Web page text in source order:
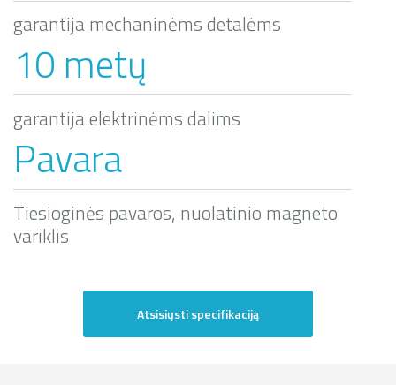
garantija mechaninėms detalėms
10 metų
garantija elektrinėms dalims
Pavara
Tiesioginės pavaros, nuolatinio magneto
variklis
Atsisiųsti specifikaciją